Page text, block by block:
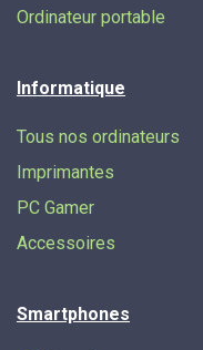
Ordinateur portable
Informatique
Tous nos ordinateurs
Imprimantes
PC Gamer
Accessoires
Smartphones